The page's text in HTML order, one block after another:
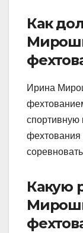
Как
Ирина
спортивную
фехтования
Какую